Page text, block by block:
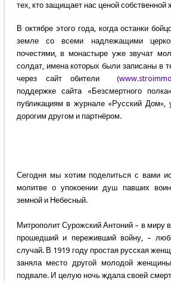
тех, кто защищает нас ценой собственной
В октябре этого года, когда останки
земле со всеми надлежащими
почестями, в монастыре уже звучат
солдат, имена которых были записаны в
через сайт обители(
поддержке сайта «Безсмертного полка»
публикациям в журнале «Русский
дорогим другом и партнёром.
Сегодня мы хотим поделиться с вами
молитве о упокоении душ павших
земной и Небесный.
Митрополит Сурожский Антоний – в миру
прошедший и переживший войну, –
случай. В 1919 году простая русская
заняла место другой молодой
подвале. И целую ночь ждала своей